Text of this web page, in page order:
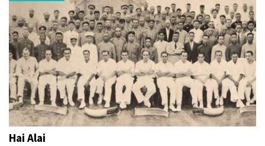
Hai Alai